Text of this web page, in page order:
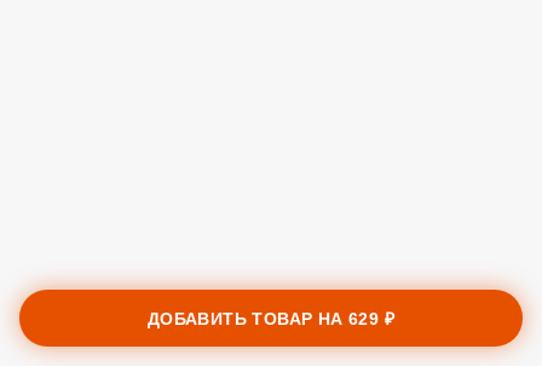
ДОБАВИТЬ ТОВАР НА629 ₽